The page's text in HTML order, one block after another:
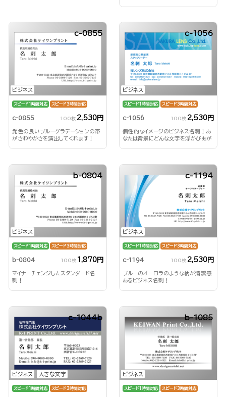
ビジネス
c-0855
スピード1時間対応 スピード3時間対応
c-0855 100枚 2,530円
発色の良いブルーグラデーションの帯
がさわやかさを演出してくれます！
ビジネス
c-1056
スピード1時間対応 スピード3時間対応
c-1056 100枚 2,530円
個性的なイメージのビジネス名刺！あ
なたは背景にどんな文字を浮かびあが
ビジネス
b-0804
スピード1時間対応 スピード3時間対応
b-0804 100枚 1,870円
マイナーチェンジしたスタンダード名
刺！
ビジネス
c-1194
スピード1時間対応 スピード3時間対応
c-1194 100枚 2,530円
ブルーのオーロラのような柄が清潔感
あるビジネス名刺！
ビジネス 大きな文字
c-1044b
スピード1時間対応 スピード3時間対応
ビジネス
b-1085
スピード1時間対応 スピード3時間対応